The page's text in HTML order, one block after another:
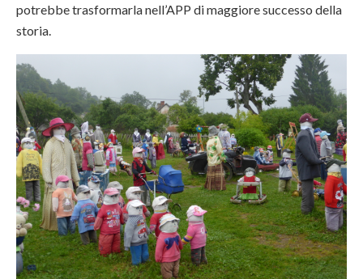
potrebbe trasformarla nell’APP di maggiore successo della
storia.